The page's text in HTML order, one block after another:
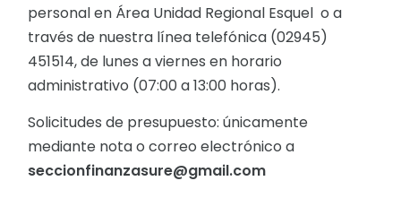
personal en Área Unidad Regional Esquel o a
través de nuestra línea telefónica (02945)
451514, de lunes a viernes en horario
administrativo (07:00 a 13:00 horas).
Solicitudes de presupuesto: únicamente
mediante nota o correo electrónico a
seccionfinanzasure@gmail.com